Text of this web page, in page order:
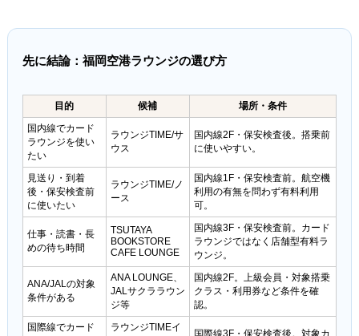
先に結論：福岡空港ラウンジの選び方
目的 候補
場所・条件
国内線でカード
ラウンジを使い
たい
ラウンジTIME/サ
ウス
国内線2F・保安検査後。搭乗前
に使いやすい。
見送り・到着
後・保安検査前
に使いたい
ラウンジTIME/ノ
ース
国内線1F・保安検査前。航空機
利用の有無を問わず有料利用
可。
仕事・読書・長
めの待ち時間
TSUTAYA
BOOKSTORE
CAFE LOUNGE
国内線3F・保安検査前。カード
ラウンジではなく店舗型有料ラ
ウンジ。
ANA/JALの対象
条件がある
ANA LOUNGE、
JALサクララウン
ジ等
国内線2F。上級会員・対象搭乗
クラス・利用券など条件を確
認。
国際線でカード
ラウンジTIMEイ
国際線3F・保安検査後。対象カ